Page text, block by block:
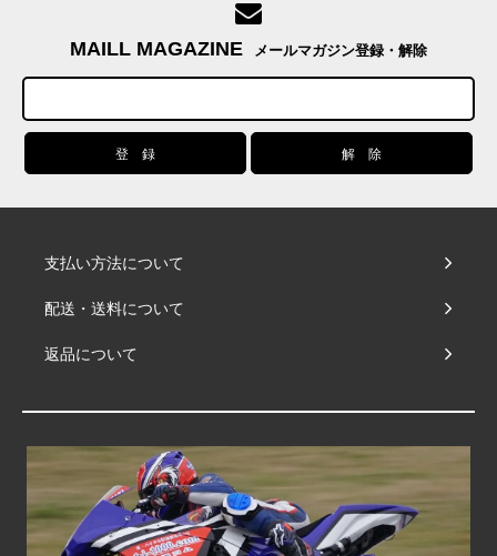
MAILL MAGAZINE メールマガジン登録・解除
支払い方法について
配送・送料について
返品について